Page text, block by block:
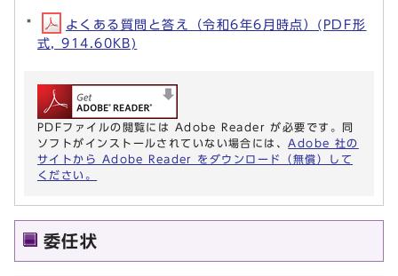
よくある質問と答え（令和6年6月時点）(PDF形
式, 914.60KB)
PDFファイルの閲覧には Adobe Reader が必要です。同
ソフトがインストールされていない場合には、 Adobe 社の
サイトから Adobe Reader をダウンロード（無償）して
ください。
委任状